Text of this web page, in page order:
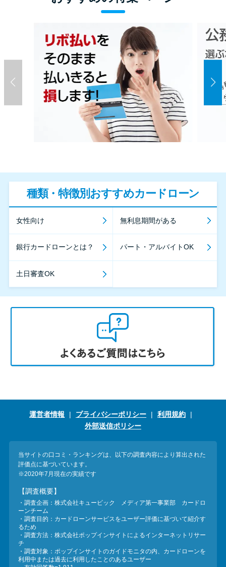
せ方法
種類・特徴別おすすめカードローン
女性向け 無利息期間がある
銀行カードローンとは？ パート・アルバイトOK
土日審査OK
運営者情報 プライバシーポリシー
利用規約
外部送信ポリシー
当サイトの口コミ・ランキングは、以下の調査内容により算出された
評価点に基づいています。
※2020年7月現在の実績です
【調査概要】
・調査企画：株式会社キュービック メディア第一事業部 カードロ
ーンチーム
・調査目的：カードローンサービスをユーザー評価に基づいて紹介す
るため
・調査方法：株式会社ポップインサイトによるインターネットリサー
チ
・調査対象：ポップインサイトのガイドモニタの内、カードローンを
利用中または過去に利用したことのあるユーザー